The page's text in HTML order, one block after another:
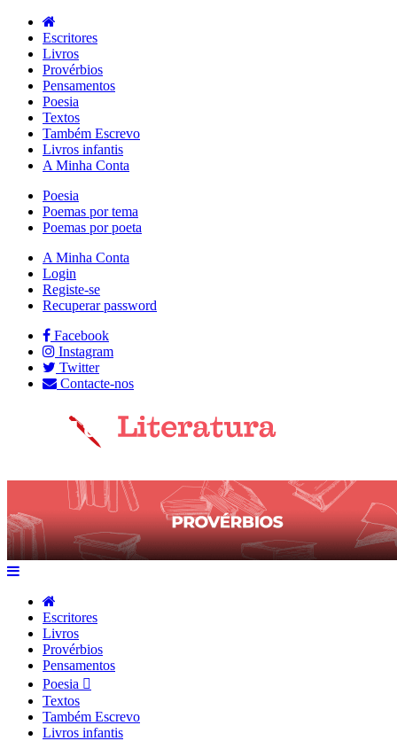
Escritores
Livros
Provérbios
Pensamentos
Poesia
Textos
Também Escrevo
Livros infantis
A Minha Conta
Poesia
Poemas por tema
Poemas por poeta
A Minha Conta
Login
Registe-se
Recuperar password
Facebook
Instagram
Twitter
Contacte-nos
Escritores
Livros
Provérbios
Pensamentos
Poesia
Textos
Também Escrevo
Livros infantis